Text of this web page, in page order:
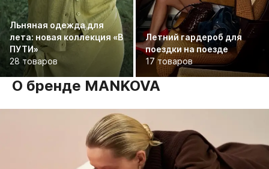
Льняная одежда для
лета: новая коллекция «В
ПУТИ»
28 товаров
Летний гардероб для
поездки на поезде
17 товаров
О бренде MANKOVA